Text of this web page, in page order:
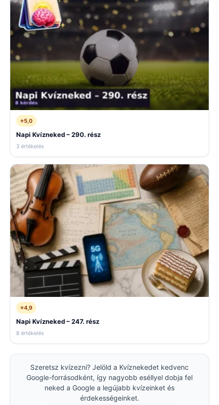
⭐5,0
Napi Kvízneked – 290. rész
3 értékelés
⭐4,9
Napi Kvízneked – 247. rész
8 értékelés
Szeretsz kvízezni? Jelöld a Kvíznekedet kedvenc
Google-forrásodként, így nagyobb eséllyel dobja fel
neked a Google a legújabb kvízeinket és
érdekességeinket.